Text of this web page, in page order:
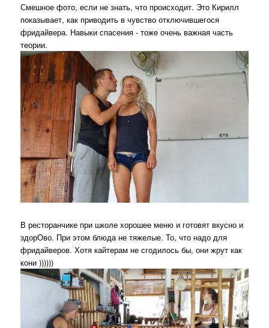
Смешное фото, если не знать, что происходит. Это Кирилл
показывает, как приводить в чувство отключившегося
фридайвера. Навыки спасения - тоже очень важная часть
теории.
В ресторанчике при школе хорошее меню и готовят вкусно и
здорОво. При этом блюда не тяжелые. То, что надо для
фридайверов. Хотя кайтерам не сгодилось бы, они жрут как
кони ))))))